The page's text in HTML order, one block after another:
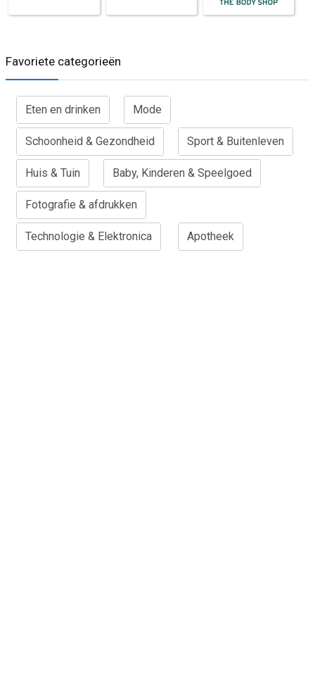
Favoriete categorieën
Eten en drinken Mode
Schoonheid & Gezondheid Sport & Buitenleven
Huis & Tuin Baby, Kinderen & Speelgoed
Fotografie & afdrukken
Technologie & Elektronica Apotheek